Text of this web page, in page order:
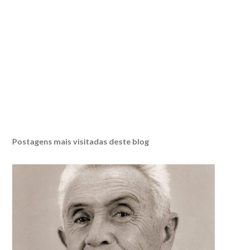
Postagens mais visitadas deste blog